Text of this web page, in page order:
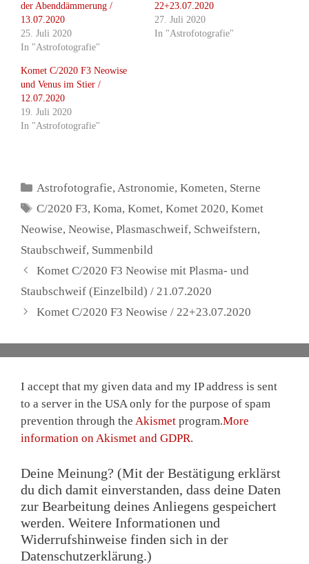
der Abenddämmerung /
13.07.2020
25. Juli 2020
In "Astrofotografie"
22+23.07.2020
27. Juli 2020
In "Astrofotografie"
Komet C/2020 F3 Neowise
und Venus im Stier /
12.07.2020
19. Juli 2020
In "Astrofotografie"
Kategorien
Astrofotografie,Astronomie,Kometen, Sterne
Schlagwörter
C/2020 F3,Koma,Komet,Komet 2020,Komet
Neowise, Neowise, Plasmaschweif, Schweifstern,
Staubschweif, Summenbild
Komet C/2020 F3 Neowise mit Plasma- und
Staubschweif (Einzelbild) / 21.07.2020
Komet C/2020 F3 Neowise / 22+23.07.2020
I accept that my given data and my IP address is sent
to a server in the USA only for the purpose of spam
prevention through the Akismet program.More
information on Akismet and GDPR.
Deine Meinung? (Mit der Bestätigung erklärst
du dich damit einverstanden, dass deine Daten
zur Bearbeitung deines Anliegens gespeichert
werden. Weitere Informationen und
Widerrufshinweise finden sich in der
Datenschutzerklärung.)